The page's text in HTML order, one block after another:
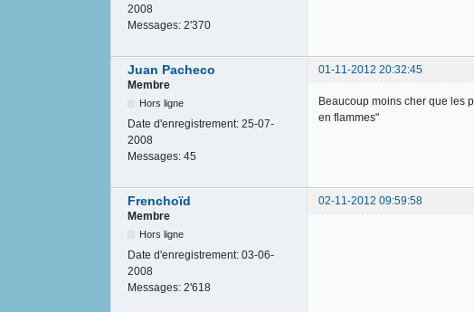
2008
Messages: 2'370
Juan Pacheco
01-11-2012 20:32:45
Membre
Hors ligne
Date d'enregistrement: 25-07-
2008
Messages: 45
Beaucoup moins cher que les
en flammes"
Frenchoïd
02-11-2012 09:59:58
Membre
Hors ligne
Date d'enregistrement: 03-06-
2008
Messages: 2'618